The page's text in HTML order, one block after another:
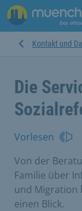
Kontakt und
Die
Vorlesen
Von der
Familie über
und Migration
einen Blick.